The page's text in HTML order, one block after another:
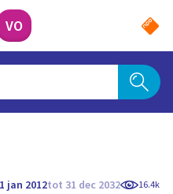
VO
jan 2012tot 31 dec 2032 16.4k